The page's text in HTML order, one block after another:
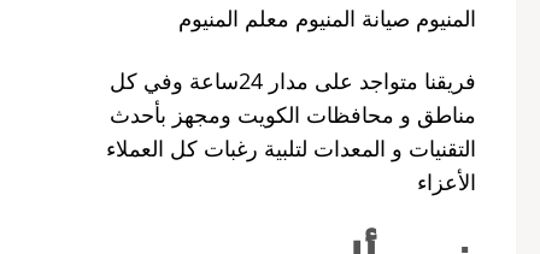
المنيوم صيانة المنيوم معلم المنيوم
فريقنا متواجد على مدار 24ساعة وفي كل
مناطق و محافظات الكويت ومجهز بأحدث
التقنيات و المعدات لتلبية رغبات كل العملاء
الأعزاء